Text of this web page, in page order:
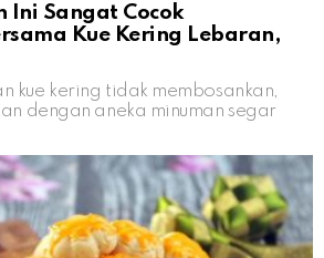
Ini Sangat Cocok
Kue Kering Lebaran,
kue kering tidak membosankan,
dengan aneka minuman segar